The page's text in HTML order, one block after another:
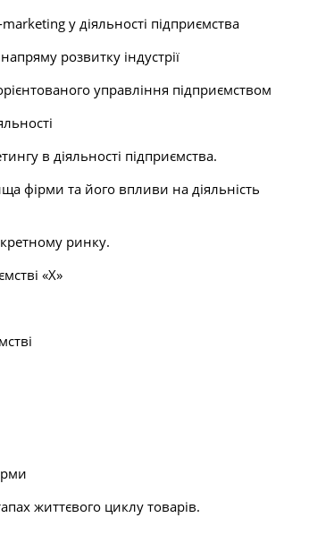
у діяльності підприємства
розвитку індустрії
управління підприємством
в діяльності підприємства.
фірми та його впливи на діяльність
ринку.
«Х»
життєвого циклу товарів.